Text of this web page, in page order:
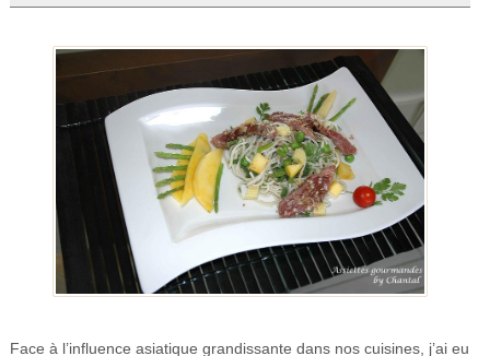
Face à l’influence asiatique grandissante dans nos cuisines, j’ai eu